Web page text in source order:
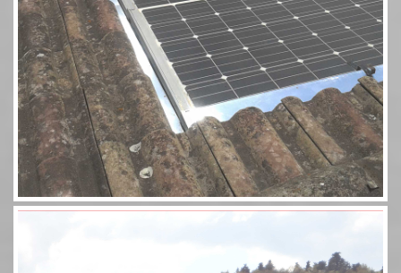
Aérosolaire 8 panneaux